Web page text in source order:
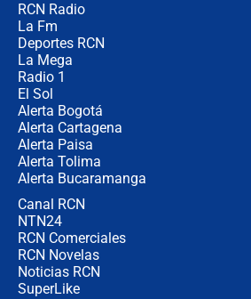
RCN Radio
La Fm
Deportes RCN
La Mega
Radio 1
El Sol
Alerta Bogotá
Alerta Cartagena
Alerta Paisa
Alerta Tolima
Alerta Bucaramanga
Canal RCN
NTN24
RCN Comerciales
RCN Novelas
Noticias RCN
SuperLike